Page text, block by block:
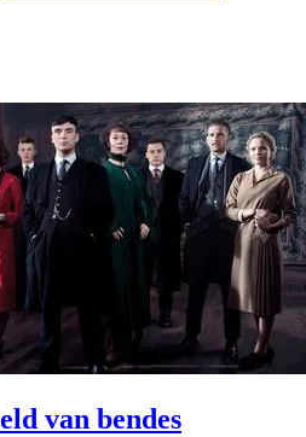
van bendes